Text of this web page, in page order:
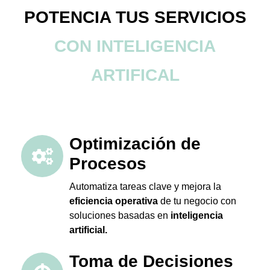
POTENCIA TUS SERVICIOS
CON INTELIGENCIA
ARTIFICAL
Optimización de
Procesos
Automatiza tareas clave y mejora la
eficiencia operativa de tu negocio con
soluciones basadas en inteligencia
artificial.
Toma de Decisiones